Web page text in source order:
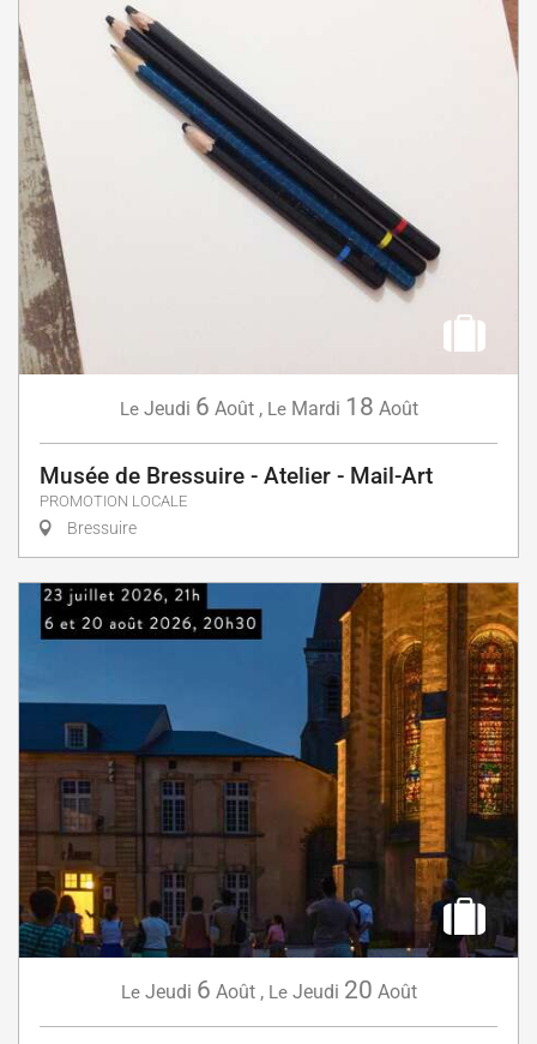
Le Jeudi 6 Août, Le Mardi 18 Août
Musée de Bressuire - Atelier - Mail-Art
PROMOTION LOCALE
Bressuire
Le Jeudi 6 Août, Le Jeudi 20 Août